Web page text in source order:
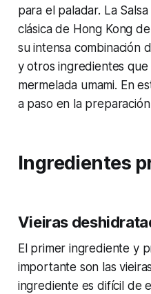
para el paladar. La
clásica de Hong Kong
su intensa combinación
y otros ingredientes
mermelada umami. En
a paso en la
Ingredientes
Vieiras
El primer ingrediente y
importante son las
ingrediente es difícil de